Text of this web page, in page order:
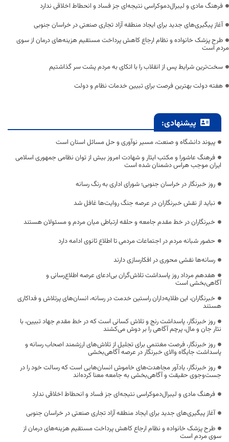
فرهنگ مادی و لیبرال‌دموکراسی نتیجه‌ای جز فساد و انحطاط اخلاقی ندارد
آغاز پیگیری‌های جدید برای ایجاد منطقه آزاد تجاری صنعتی در خراسان جنوبی
طرح پزشک خانواده و نظام ارجاع کاهش پرداخت مستقیم هزینه‌های درمان از سوی
مردم است
سخت‌ترین شرایط پس از انقلاب را با اتکای به مردم پشت سر گذاشتیم
هفته دولت بهترین فرصت برای تبیین خدمات نظام و دولت
پیشنهادی:
پیوند دانشگاه و صنعت، مسیر نوآوری و حل مسائل استان است
فرهنگ عاشورا و مکتب ایثار و شهادت امروز بیش از توان نظامی جمهوری اسلامی
ایران موجب هراس دشمنان شده است
روز خبرنگار در خراسان جنوبی؛ شورای اداری به رنگ رسانه
نباید از نقش خبرنگاران در عرصه جنگ روایت‌ها غافل شد
خبرنگاران در خط مقدم جامعه و حلقه ارتباطی میان مردم و مسئولان هستند
حضور شبانه مردم در اجتماعات مردمی تا اطلاع ثانوی ادامه دارد
رسانه‌ها نقشی محوری در افکارسازی دارند
هفدهم مرداد روز پاسداشت تلاش‌گران بی‌ادعای عرصه اطلاع‌رسانی و
آگاهی‌بخشی است
خبرنگاران، این طلایه‌داران راستین خدمت در رسانه، انسان‌های پرتلاش و فداکاری
هستند
روز خبرنگار، پاسداشت رنج و تلاش کسانی است که در خط مقدم جهاد تبیین، با
نثار جان و مال، پرچم آگاهی را بر دوش می‌کشند
روز خبرنگار، فرصت مغتنمی برای تجلیل از تلاش‌های ارزشمند اصحاب رسانه و
پاسداشت جایگاه والای خبرنگار در عرصه آگاهی‌بخشی
روز خبرنگار، یادآور مجاهدت‌های خاموش انسان‌هایی است که رسالت خود را در
جست‌وجوی حقیقت و آگاهی‌بخشی به جامعه معنا کرده‌اند
فرهنگ مادی و لیبرال‌دموکراسی نتیجه‌ای جز فساد و انحطاط اخلاقی ندارد
آغاز پیگیری‌های جدید برای ایجاد منطقه آزاد تجاری صنعتی در خراسان جنوبی
طرح پزشک خانواده و نظام ارجاع کاهش پرداخت مستقیم هزینه‌های درمان از
سوی مردم است